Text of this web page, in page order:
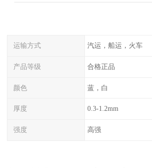
运输方式 汽运，船运，火车
产品等级 合格正品
颜色 蓝，白
厚度 0.3-1.2mm
强度 高强